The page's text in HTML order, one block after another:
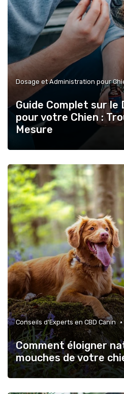
Dosage et Administration pour
Guide Complet sur le
pour votre Chien :
Mesure
Conseils d'Experts en CBD Canin •
Comment éloigner
mouches de votre